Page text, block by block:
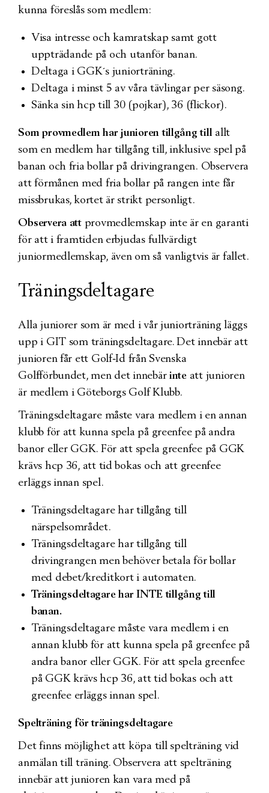
kunna föreslås som medlem:
Visa intresse och kamratskap samt gott
uppträdande på och utanför banan.
Deltaga i GGK´s juniorträning.
Deltaga i minst 5 av våra tävlingar per säsong.
Sänka sin hcp till 30 (pojkar), 36 (flickor).
Som provmedlem har junioren tillgång till allt
som en medlem har tillgång till, inklusive spel på
banan och fria bollar på drivingrangen. Observera
att förmånen med fria bollar på rangen inte får
missbrukas, kortet är strikt personligt.
Observera attprovmedlemskap inte är en garanti
för att i framtiden erbjudas fullvärdigt
juniormedlemskap, även om så vanligtvis är fallet.
Träningsdeltagare
Alla juniorer som är med i vår juniorträning läggs
upp i GIT som träningsdeltagare. Det innebär att
junioren får ett Golf-Id från Svenska
Golfförbundet, men det innebärinte att junioren
är medlem i Göteborgs Golf Klubb.
Träningsdeltagare måste vara medlem i en annan
klubb för att kunna spela på greenfee på andra
banor eller GGK. För att spela greenfee på GGK
krävs hcp 36, att tid bokas och att greenfee
erläggs innan spel.
Träningsdeltagare har tillgång till
närspelsområdet.
Träningsdeltagare har tillgång till
drivingrangen men behöver betala för bollar
med debet/kreditkort i automaten.
Träningsdeltagare har INTE tillgång till
banan.
Träningsdeltagare måste vara medlem i en
annan klubb för att kunna spela på greenfee på
andra banor eller GGK. För att spela greenfee
på GGK krävs hcp 36, att tid bokas och att
greenfee erläggs innan spel.
Spelträning för träningsdeltagare
Det finns möjlighet att köpa till spelträning vid
anmälan till träning. Observera att spelträning
innebär att junioren kan vara med på